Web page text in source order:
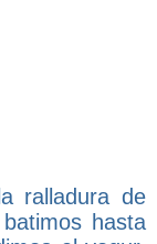
ralladura de
hasta